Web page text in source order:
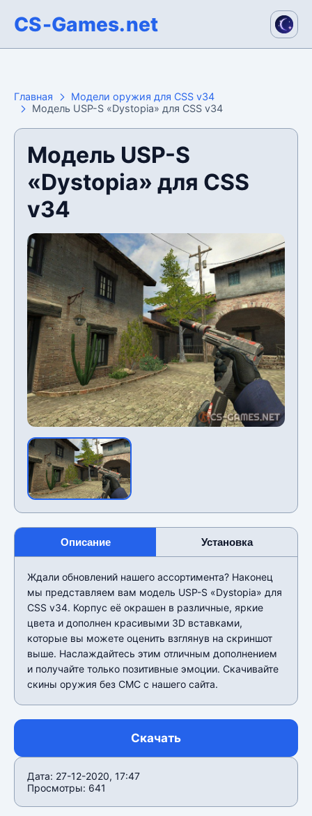
CS-Games.net
Главная
Модели оружия для CSS v34
Модель USP-S «Dystopia» для CSS v34
Модель USP-S
«Dystopia» для CSS
v34
Описание Установка
Ждали обновлений нашего ассортимента? Наконец
мы представляем вам модель USP-S «Dystopia» для
CSS v34. Корпус её окрашен в различные, яркие
цвета и дополнен красивыми 3D вставками,
которые вы можете оценить взглянув на скриншот
выше. Наслаждайтесь этим отличным дополнением
и получайте только позитивные эмоции. Скачивайте
скины оружия без СМС с нашего сайта.
Скачать
Дата: 27-12-2020, 17:47
Просмотры: 641